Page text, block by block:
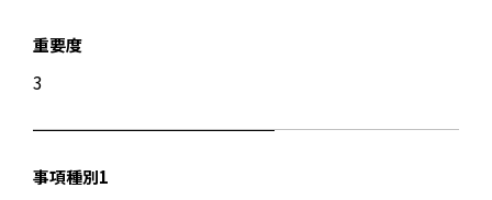
重要度
3
事項種別1